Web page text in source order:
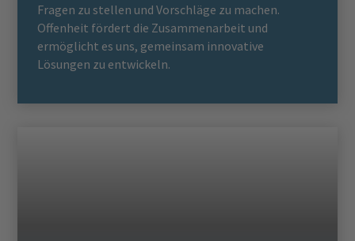
Fragen zu stellen und Vorschläge zu machen.
Offenheit fördert die Zusammenarbeit und
ermöglicht es uns, gemeinsam innovative
Lösungen zu entwickeln.